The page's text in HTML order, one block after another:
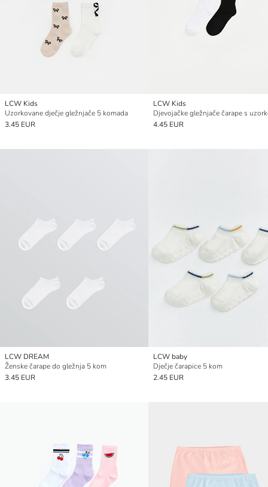
LCW Kids
Uzorkovane dječje gležnjače 5 komada
3.45 EUR
LCW Kids
4.45 EUR
LCW DREAM
Ženske čarape do gležnja 5 kom
3.45 EUR
LCW baby
Dječje čarapice 5 kom
2.45 EUR